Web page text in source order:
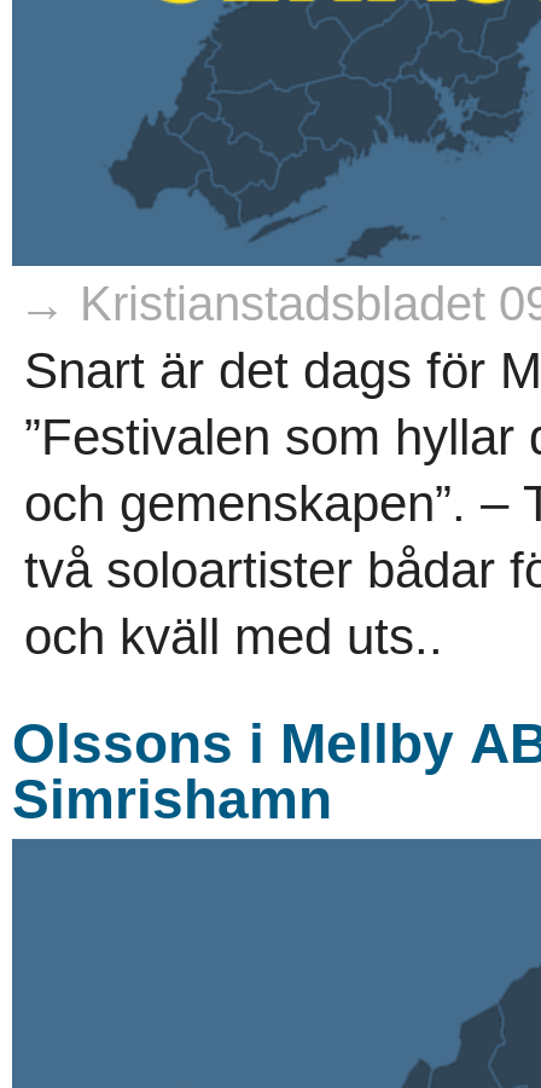
→ Kristianstadsbladet
Snart är det dags för
”Festivalen som
och gemenskapen”. –
två soloartister bådar
och kväll med uts..
Olssons i Mellby
Simrishamn